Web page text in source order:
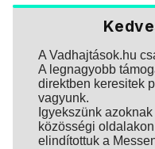
A Vadhajtások.hu
A legnagyobb
direktben keresitek
vagyunk.
Igyekszünk
közösségi
elindítottuk a